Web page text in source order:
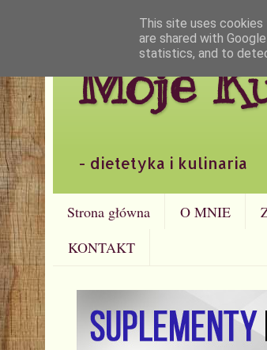
Moje
- dietetyka i kulinaria
Strona główna O MNIE
KONTAKT
This site uses
are shared with
statistics, and to